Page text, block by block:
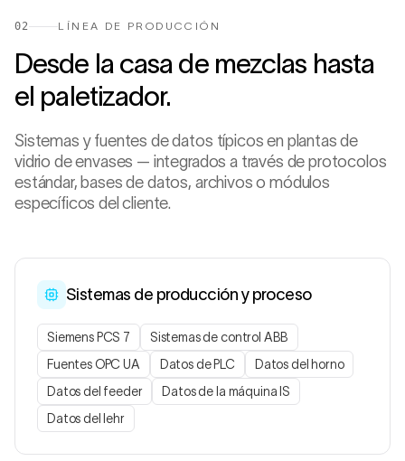
02 LÍNEA DE PRODUCCIÓN
Desde la casa de mezclas hasta
el paletizador.
Sistemas y fuentes de datos típicos en plantas de
vidrio de envases — integrados a través de protocolos
estándar, bases de datos, archivos o módulos
específicos del cliente.
Sistemas de producción y proceso
Siemens PCS 7
Sistemas de control ABB
Fuentes OPC UA
Datos de PLC
Datos del horno
Datos del feeder
Datos de la máquina IS
Datos del lehr